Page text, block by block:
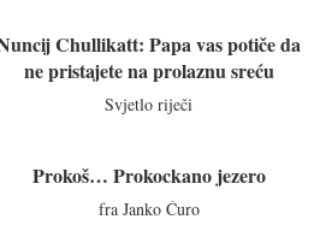
Chullikatt: Papa vas potiče da
ne pristajete na prolaznu sreću
Svjetlo riječi
Prokoš… Prokockano jezero
fra Janko Ćuro